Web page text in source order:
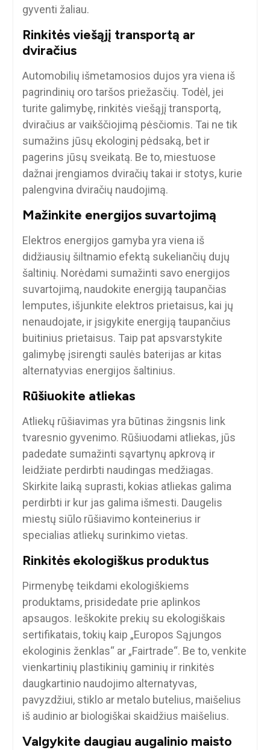
gyventi žaliau.
Rinkitės viešąjį transportą ar
dviračius
Automobilių išmetamosios dujos yra viena iš
pagrindinių oro taršos priežasčių. Todėl, jei
turite galimybę, rinkitės viešąjį transportą,
dviračius ar vaikščiojimą pėsčiomis. Tai ne tik
sumažins jūsų ekologinį pėdsaką, bet ir
pagerins jūsų sveikatą. Be to, miestuose
dažnai įrengiamos dviračių takai ir stotys, kurie
palengvina dviračių naudojimą.
Mažinkite energijos suvartojimą
Elektros energijos gamyba yra viena iš
didžiausių šiltnamio efektą sukeliančių dujų
šaltinių. Norėdami sumažinti savo energijos
suvartojimą, naudokite energiją taupančias
lemputes, išjunkite elektros prietaisus, kai jų
nenaudojate, ir įsigykite energiją taupančius
buitinius prietaisus. Taip pat apsvarstykite
galimybę įsirengti saulės baterijas ar kitas
alternatyvias energijos šaltinius.
Rūšiuokite atliekas
Atliekų rūšiavimas yra būtinas žingsnis link
tvaresnio gyvenimo. Rūšiuodami atliekas, jūs
padedate sumažinti sąvartynų apkrovą ir
leidžiate perdirbti naudingas medžiagas.
Skirkite laiką suprasti, kokias atliekas galima
perdirbti ir kur jas galima išmesti. Daugelis
miestų siūlo rūšiavimo konteinerius ir
specialias atliekų surinkimo vietas.
Rinkitės ekologiškus produktus
Pirmenybę teikdami ekologiškiems
produktams, prisidedate prie aplinkos
apsaugos. Ieškokite prekių su ekologiškais
sertifikatais, tokių kaip „Europos Sąjungos
ekologinis ženklas“ ar „Fairtrade“. Be to, venkite
vienkartinių plastikinių gaminių ir rinkitės
daugkartinio naudojimo alternatyvas,
pavyzdžiui, stiklo ar metalo butelius, maišelius
iš audinio ar biologiškai skaidžius maišelius.
Valgykite daugiau augalinio maisto